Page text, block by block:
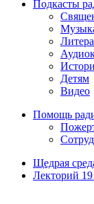
Подкасты
Детям
Видео
Помощь
Щедрая
Лекторий